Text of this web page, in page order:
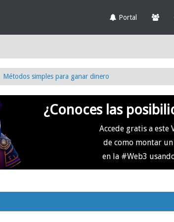
Portal
Métodos simples para ganar dinero
¿Conoces las
Accede gratis a este
de como montar
en la #Web3